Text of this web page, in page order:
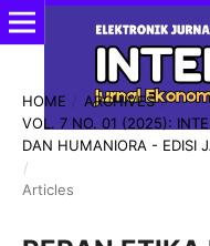
HOME / ARCHIVES /
VOL. 7 NO. 01 (2025):
DAN HUMANIORA - EDISI
/
Articles